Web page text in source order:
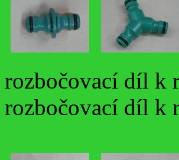
rozbočovací díl k
rozbočovací díl k